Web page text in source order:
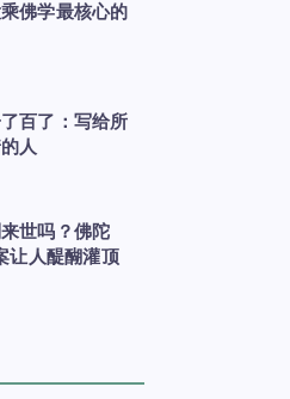
佛学最核心的
百了：写给所
人
世吗？佛陀
让人醍醐灌顶